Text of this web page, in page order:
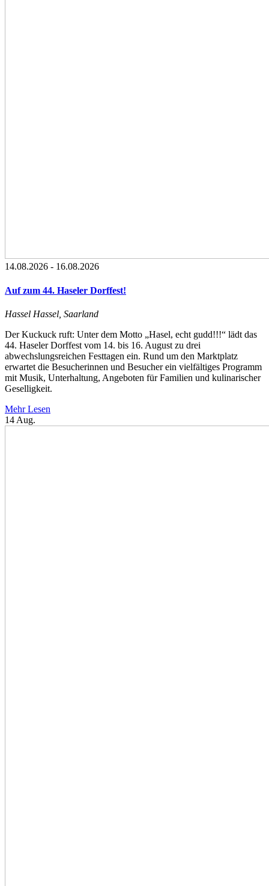
14.08.2026 - 16.08.2026
Auf zum 44. Haseler Dorffest!
Hassel Hassel, Saarland
Der Kuckuck ruft: Unter dem Motto „Hasel, echt gudd!!!“ lädt das
44. Haseler Dorffest vom 14. bis 16. August zu drei
abwechslungsreichen Festtagen ein. Rund um den Marktplatz
erwartet die Besucherinnen und Besucher ein vielfältiges Programm
mit Musik, Unterhaltung, Angeboten für Familien und kulinarischer
Geselligkeit.
Mehr Lesen
14 Aug.